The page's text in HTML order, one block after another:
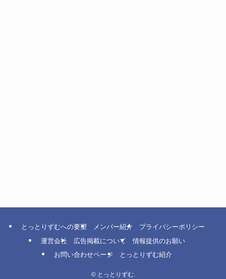
とっとりずむへの要望 メンバー紹介
プライバシーポリシー
運営会社
広告掲載について
情報提供のお願い
お問い合わせページ
とっとりずむ紹介
©とっとりずむ.